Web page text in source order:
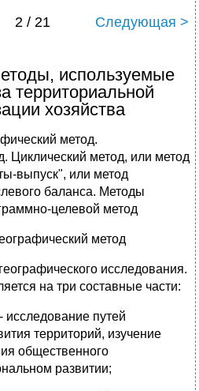
2 / 21 Следующая >
используемые
территориальной
хозяйства
метод.
Циклический метод, или метод
выпуск", или метод
баланса. Методы
целевой метод
метод
исследования.
на три составные части:
исследование путей
территорий, изучение
общественного
развитии;